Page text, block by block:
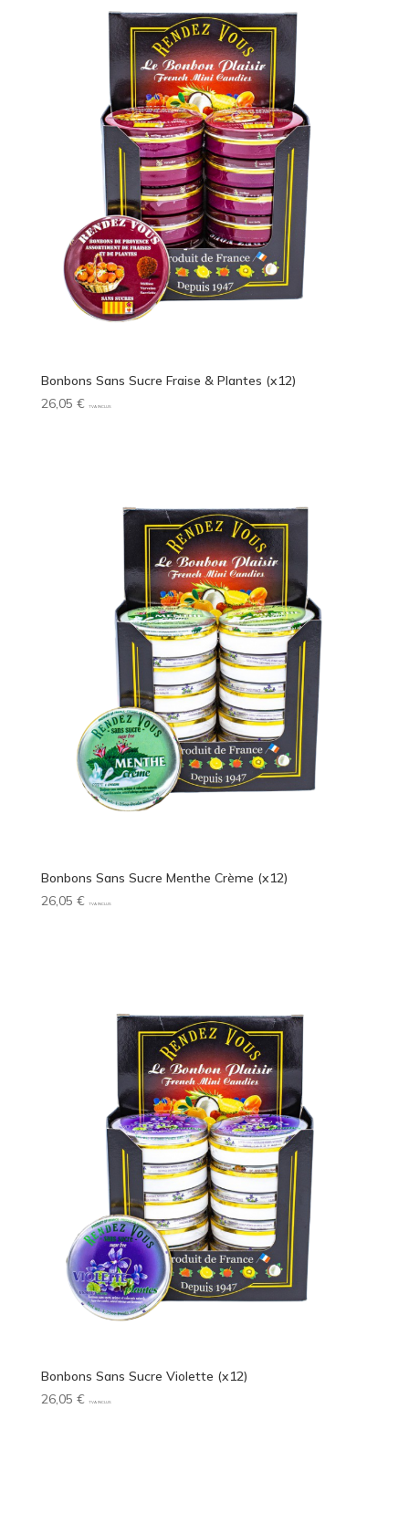
Bonbons Sans Sucre Fraise & Plantes (x12)
26,05 € TVA INCLUS
Bonbons Sans Sucre Menthe Crème (x12)
26,05 € TVA INCLUS
Bonbons Sans Sucre Violette (x12)
26,05 € TVA INCLUS